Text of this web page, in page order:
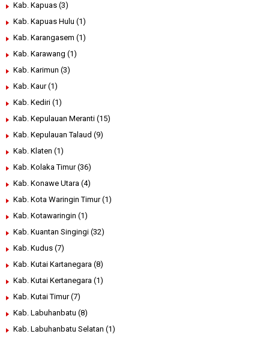
Kab. Kapuas (3)
Kab. Kapuas Hulu (1)
Kab. Karangasem (1)
Kab. Karawang (1)
Kab. Karimun (3)
Kab. Kaur (1)
Kab. Kediri (1)
Kab. Kepulauan Meranti (15)
Kab. Kepulauan Talaud (9)
Kab. Klaten (1)
Kab. Kolaka Timur (36)
Kab. Konawe Utara (4)
Kab. Kota Waringin Timur (1)
Kab. Kotawaringin (1)
Kab. Kuantan Singingi (32)
Kab. Kudus (7)
Kab. Kutai Kartanegara (8)
Kab. Kutai Kertanegara (1)
Kab. Kutai Timur (7)
Kab. Labuhanbatu (8)
Kab. Labuhanbatu Selatan (1)